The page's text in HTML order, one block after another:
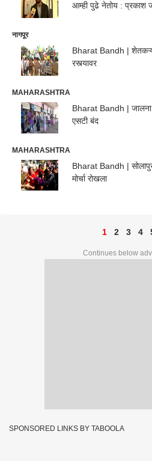
आम्ही पुढे नेतोय : प्रकाश
नागपूर
Bharat Bandh |
रस्त्यावर
MAHARASHTRA
Bharat Bandh | जालना
एसटी बंद
MAHARASHTRA
Bharat Bandh |
मोर्चा रोखला
1 2 3 4
Continues below
SPONSORED LINKS BY TABOOLA